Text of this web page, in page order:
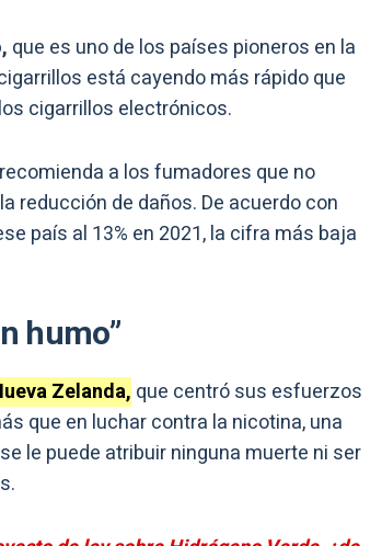
que es uno de los países pioneros en la
está cayendo más rápido que
cigarrillos electrónicos.
a los fumadores que no
reducción de daños. De acuerdo con
país al 13% en 2021, la cifra más baja
humo”
Zelanda, que centró sus esfuerzos
que en luchar contra la nicotina, una
le puede atribuir ninguna muerte ni ser